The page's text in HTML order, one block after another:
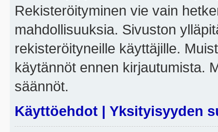
Rekisteröityminen vie vain
mahdollisuuksia. Sivuston
rekisteröityneille käyttäjille.
käytännöt ennen kirjautumista.
säännöt.
Käyttöehdot | Yksityisyyden